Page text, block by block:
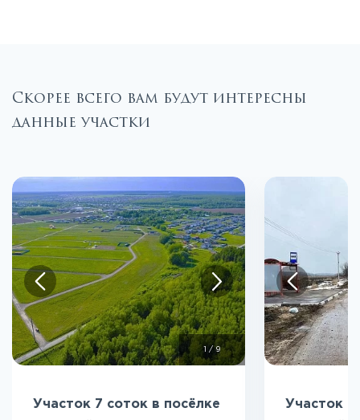
Скорее всего вам будут интересны
данные участки
/ 9
Участок 7 соток в посёлке
Участок 8